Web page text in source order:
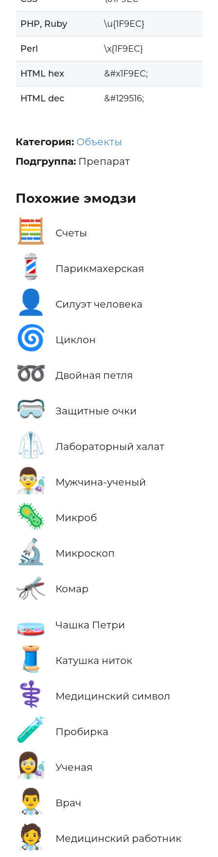
PHP, Ruby \u{1F9EC}
Perl \x{1F9EC}
HTML hex &#x1F9EC;
HTML dec &#129516;
Категория: Объекты
Подгруппа:Препарат
Похожие эмодзи
🧮 Счеты
💈 Парикмахерская
👤 Силуэт человека
🌀 Циклон
➿ Двойная петля
🥽 Защитные очки
🥼 Лабораторный халат
👨‍🔬 Мужчина-ученый
🦠 Микроб
🔬 Микроскоп
🦟 Комар
🧫 Чашка Петри
🧵 Катушка ниток
⚕️ Медицинский символ
🧪 Пробирка
👩‍🔬 Ученая
👨‍⚕️ Врач
🧑‍⚕️ Медицинский работник